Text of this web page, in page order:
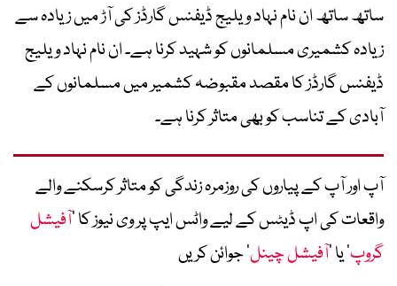
ساتھ ساتھ ان نام نہاد ویلیج ڈیفنس گارڈز کی آڑ میں زیادہ سے
زیادہ کشمیری مسلمانوں کو شہید کرنا ہے۔ ان نام نہاد ویلیج
ڈیفنس گارڈز کا مقصد مقبوضہ کشمیر میں مسلمانوں کے
آبادی کے تناسب کو بھی متاثر کرنا ہے۔
آپ اور آپ کے پیاروں کی روزمرہ زندگی کو متاثر کرسکنے والے
واقعات کی اپ ڈیٹس کے لیے واٹس ایپ پر وی نیوز کا ’آفیشل
گروپ‘ یا ’آفیشل چینل‘ جوائن کریں